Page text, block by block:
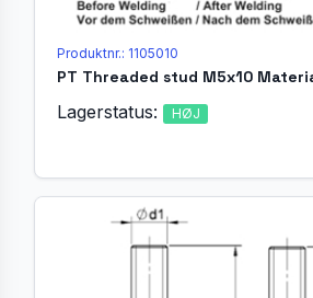
Produktnr.: 1105010
Lagerstatus: HØJ